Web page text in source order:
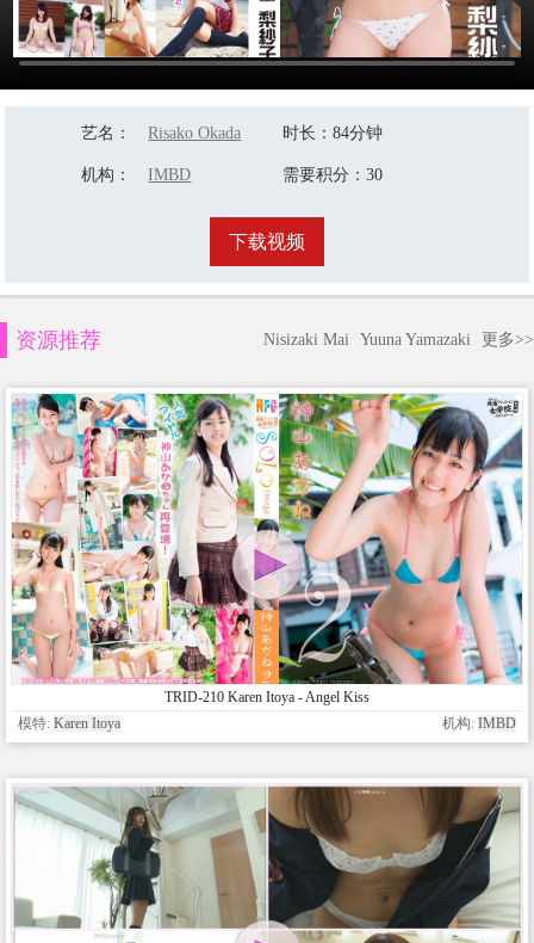
艺名 ： Risako Okada 时长 ：84分钟
机构 ： IMBD 需要积分 ：30
下载视频
资源推荐 Nisizaki Mai Yuuna Yamazaki 更多>>
TRID-210 Karen Itoya - Angel Kiss
模特: Karen Itoya 机构: IMBD